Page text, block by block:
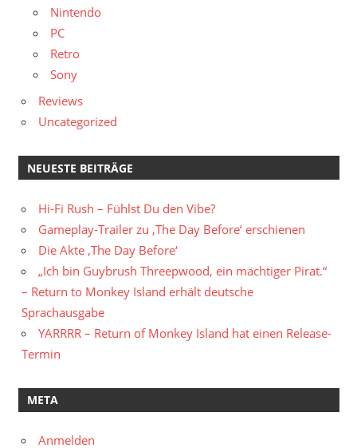
Nintendo
PC
Retro
Sony
Reviews
Uncategorized
NEUESTE BEITRÄGE
Hi-Fi Rush – Fühlst Du den Vibe?
Gameplay-Trailer zu ‚The Day Before‘ erschienen
Die Akte ‚The Day Before‘
„Ich bin Guybrush Threepwood, ein mächtiger Pirat.“
– Return to Monkey Island erhält deutsche
Sprachausgabe
YARRRR – Return of Monkey Island hat einen Release-
Termin
META
Anmelden